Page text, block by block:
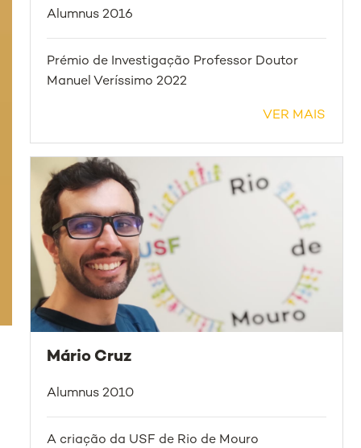
Alumnus 2016
Prémio de Investigação Professor Doutor
Manuel Veríssimo 2022
VER MAIS
Mário Cruz
Alumnus 2010
A criação da USF de Rio de Mouro